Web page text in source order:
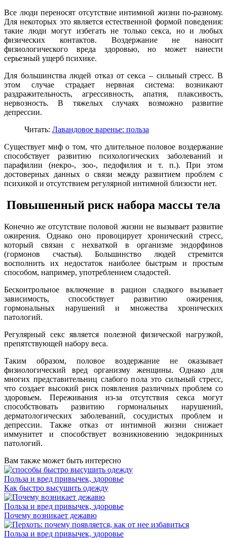
Все люди переносят отсутствие интимной жизни по-разному.
Для некоторых это является естественной формой поведения:
такие люди могут избегать не только секса, но и любых
физических контактов. Воздержание не наносит
физиологического вреда здоровью, но может нанести
серьезный ущерб психике.
Для большинства людей отказ от секса – сильный стресс. В
этом случае страдает нервная система: возникают
раздражительность, агрессивность, апатия, плаксивость,
нервозность. В тяжелых случаях возможно развитие
депрессии.
Читать: Лавандовое варенье: польза
Существует миф о том, что длительное половое воздержание
способствует развитию психологических заболеваний и
парафилии (некро-, зоо-, педофилия и т. п.). При этом
достоверных данных о связи между развитием проблем с
психикой и отсутствием регулярной интимной близости нет.
Повышенный риск набора массы тела
Конечно же отсутствие половой жизни не вызывает развитие
ожирения. Однако оно провоцирует хронический стресс,
который связан с нехваткой в организме эндорфинов
(гормонов счастья). Большинство людей стремится
восполнить их недостаток наиболее быстрым и простым
способом, например, употреблением сладостей.
Бесконтрольное включение в рацион сладкого вызывает
зависимость, способствует развитию ожирения,
гормональных нарушений и множества хронических
патологий.
Регулярный секс является полезной физической нагрузкой,
препятствующей набору веса.
Таким образом, половое воздержание не оказывает
физиологический вред организму женщины. Однако для
многих представительниц слабого пола это сильный стресс,
что создает высокий риск появления различных проблем со
здоровьем. Переживания из-за отсутствия секса могут
способствовать развитию гормональных нарушений,
дерматологических заболеваний, сосудистых проблем и
депрессии. Также отказ от интимной жизни снижает
иммунитет и способствует возникновению эндокринных
патологий.
Вам также может быть интересно
Польза и вред привычек, здоровье
Как быстро высушить одежду
Польза и вред привычек, здоровье
Почему возникает дежавю
Польза и вред привычек, здоровье